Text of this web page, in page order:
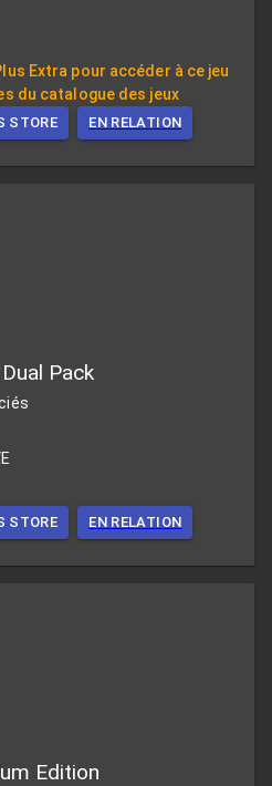
Extra pour accéder à ce jeu
du catalogue des jeux
STORE EN RELATION
Pack
STORE EN RELATION
Edition